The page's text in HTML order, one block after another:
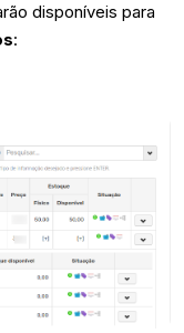
disponíveis para
: